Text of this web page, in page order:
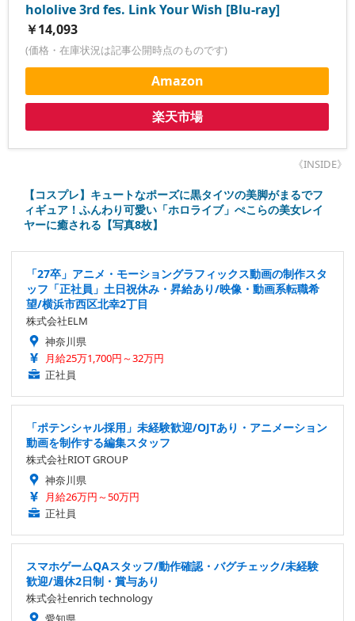
hololive 3rd fes. Link Your Wish [Blu-ray]
￥14,093
(価格・在庫状況は記事公開時点のものです)
Amazon
楽天市場
《INSIDE》
【コスプレ】キュートなポーズに黒タイツの美脚がまるでフ
ィギュア！ふんわり可愛い「ホロライブ」ぺこらの美女レイ
ヤーに癒される【写真8枚】
「27卒」アニメ・モーショングラフィックス動画の制作スタ
ッフ「正社員」土日祝休み・昇給あり/映像・動画系転職希
望/横浜市西区北幸2丁目
株式会社ELM
神奈川県
月給25万1,700円～32万円
正社員
「ポテンシャル採用」未経験歓迎/OJTあり・アニメーション
動画を制作する編集スタッフ
株式会社RIOT GROUP
神奈川県
月給26万円～50万円
正社員
スマホゲームQAスタッフ/動作確認・バグチェック/未経験
歓迎/週休2日制・賞与あり
株式会社enrich technology